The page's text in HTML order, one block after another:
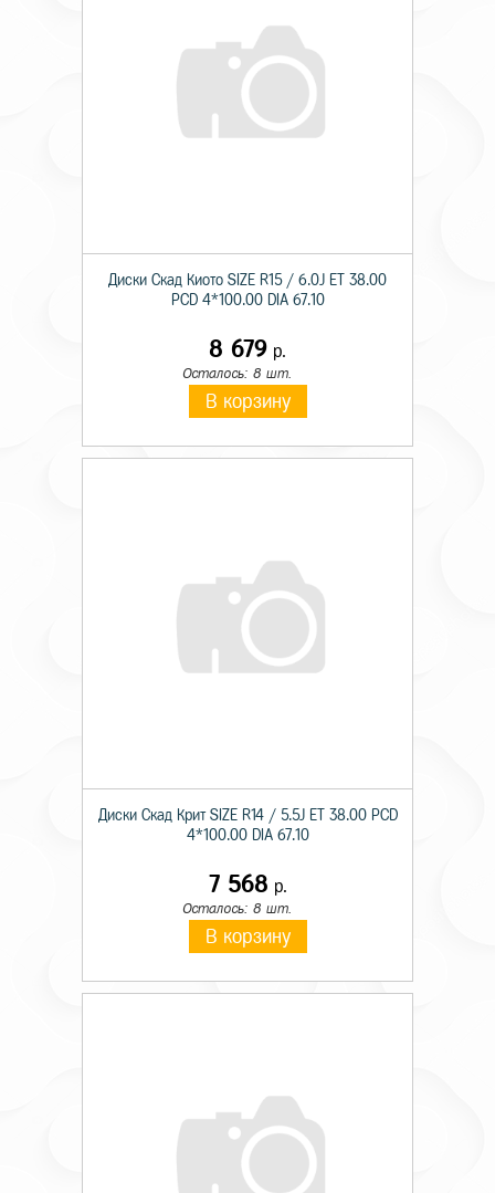
Диски Скад Киото SIZE R15 / 6.0J ET 38.00
PCD 4*100.00 DIA 67.10
8 679 р.
Осталось: 8 шт.
В корзину
Диски Скад Крит SIZE R14 / 5.5J ET 38.00 PCD
4*100.00 DIA 67.10
7 568 р.
Осталось: 8 шт.
В корзину